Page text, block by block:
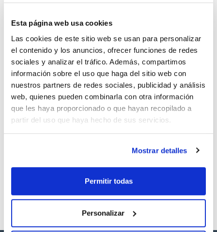
Esta página web usa cookies
Las cookies de este sitio web se usan para personalizar
el contenido y los anuncios, ofrecer funciones de redes
sociales y analizar el tráfico. Además, compartimos
información sobre el uso que haga del sitio web con
nuestros partners de redes sociales, publicidad y análisis
web, quienes pueden combinarla con otra información
que les haya proporcionado o que hayan recopilado a
partir del uso que haya hecho de sus servicios.
Mostrar detalles
Permitir todas
Personalizar
Imanes agitadores revestidos de PTFE mayor resistencia
Documentación técnica
TDS / Ficha técnica
Regístrate para
descargas
COA
Regístrate para
descargas
SDS/ Hoja de seguridad
Regístrate para
descargas
productos marca Scharlau habitualmente en stock,